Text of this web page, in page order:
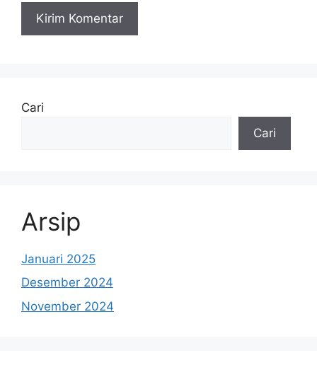
Cari
Cari
Arsip
Januari 2025
Desember 2024
November 2024